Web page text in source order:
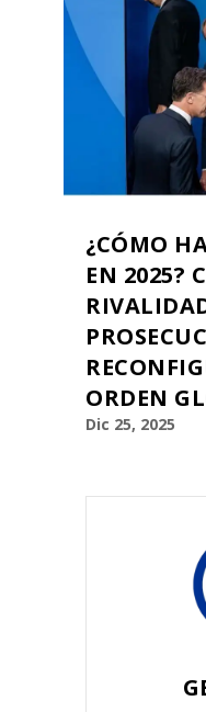
¿CÓMO
EN 2025?
ORDEN
Dic 25, 2025